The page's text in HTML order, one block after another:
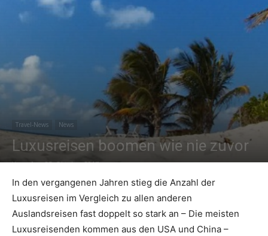
Touristiknews
und
Reiseempfehlungen.
Travel-News News
Luxusreisen boomen wie nie zuvor
Von sk - 25. Oktober 2017
In den vergangenen Jahren stieg die Anzahl der
Luxusreisen im Vergleich zu allen anderen
Auslandsreisen fast doppelt so stark an – Die meisten
Luxusreisenden kommen aus den USA und China –